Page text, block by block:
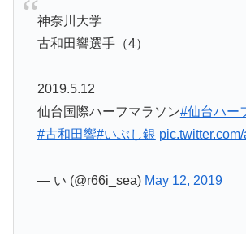
神奈川大学
古和田響選手（4）
2019.5.12
仙台国際ハーフマラソン#仙台ハー
#古和田響#いぶし銀
— い (@r66i_sea) May 12, 2019